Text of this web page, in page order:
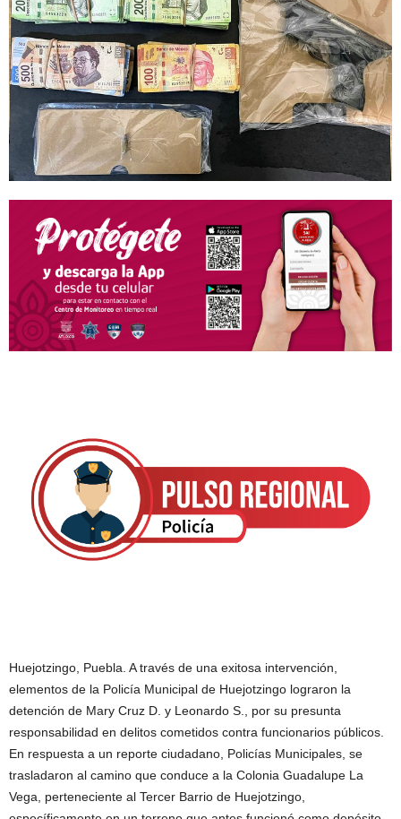
Huejotzingo, Puebla. A través de una exitosa intervención,
elementos de la Policía Municipal de Huejotzingo lograron la
detención de Mary Cruz D. y Leonardo S., por su presunta
responsabilidad en delitos cometidos contra funcionarios públicos.
En respuesta a un reporte ciudadano, Policías Municipales, se
trasladaron al camino que conduce a la Colonia Guadalupe La
Vega, perteneciente al Tercer Barrio de Huejotzingo,